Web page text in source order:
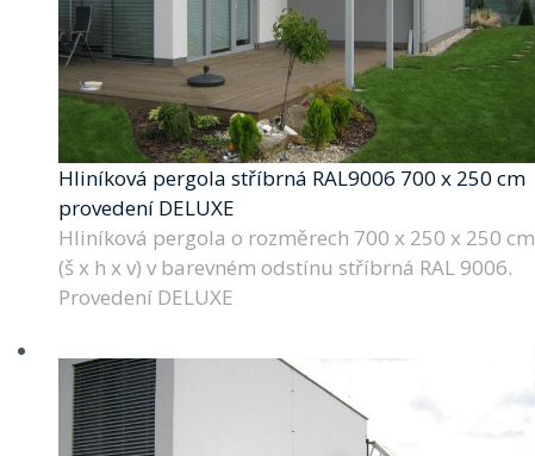
Hliníková pergola stříbrná RAL9006 700 x 250 cm
provedení DELUXE
Hliníková pergola o rozměrech 700 x 250 x 250 cm
(š x h x v) v barevném odstínu stříbrná RAL 9006.
Provedení DELUXE